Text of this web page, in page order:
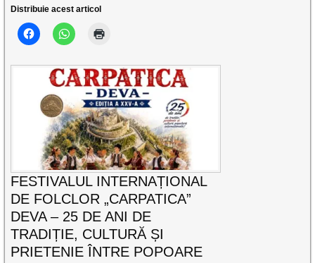
Distribuie acest articol
FESTIVALUL INTERNAȚIONAL
DE FOLCLOR „CARPATICA”
DEVA – 25 DE ANI DE
TRADIȚIE, CULTURĂ ȘI
PRIETENIE ÎNTRE POPOARE